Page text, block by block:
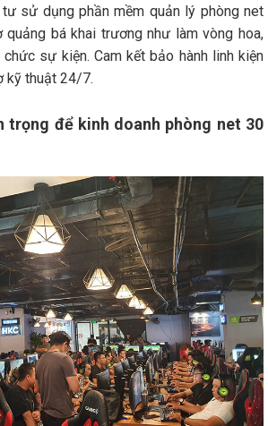
sử dụng phần mềm quản lý phòng net
quảng bá khai trương như làm vòng hoa,
sự kiện. Cam kết bảo hành linh kiện
kỹ thuật 24/7.
trọng để kinh doanh phòng net 30